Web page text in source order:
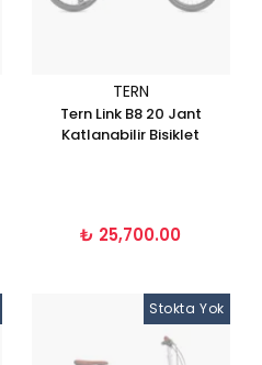
TERN
Tern Link B8 20 Jant
Katlanabilir Bisiklet
₺ 25,700.00
Stokta Yok